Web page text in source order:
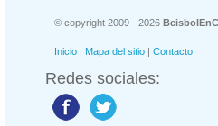
© copyright 2009 - 2026
Inicio | Mapa del sitio | Contacto
Redes sociales: